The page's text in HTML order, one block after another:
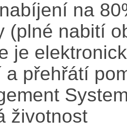
na
(plné nabití
je
a přehřátí
životnost